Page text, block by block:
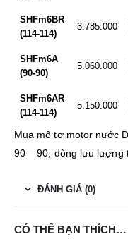
SHFm6BR
(114-114)
3.785.000
SHFm6A
(90-90)
5.060.000
SHFm6AR
(114-114)
5.150.000
Mua mô tơ motor nước
90 – 90, dòng lưu lượng
ĐÁNH GIÁ (0)
CÓ THỂ BẠN THÍCH…